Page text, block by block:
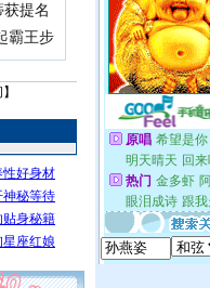
获提名
霸王步
】